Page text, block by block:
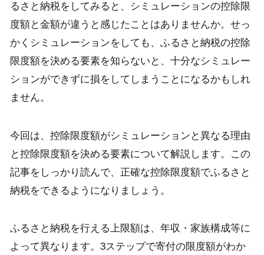
るさと納税をしてみると、シミュレーションの控除限
度額と金額が違うと感じたことはありませんか。せっ
かくシミュレーションをしても、ふるさと納税の控除
限度額を決める要素を知らないと、十分なシミュレー
ションができずに損をしてしまうことになるかもしれ
ません。
今回は、控除限度額がシミュレーションと異なる理由
と控除限度額を決める要素について解説します。この
記事をしっかり読んで、正確な控除限度額でふるさと
納税をできるようになりましょう。
ふるさと納税を行える上限額は、年収・家族構成等に
よって異なります。3ステップで寄付の限度額がわか